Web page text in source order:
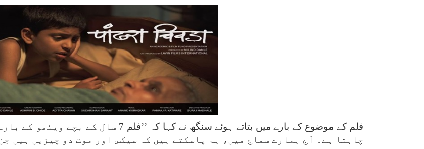
فلم کے موضوع کے بارے میں بتاتے ہوئے سنگھ نے
چاہتا ہے۔ آج ہمارے سماج میں، ہم پاسکتے ہیں کہ سیکس اور موت دو چیزیں ہیں